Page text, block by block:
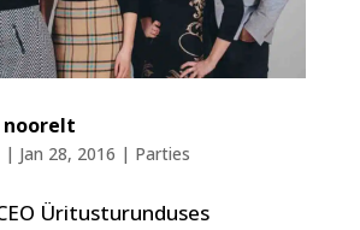
noorelt
| Jan 28, 2016 | Parties
Üritusturunduses